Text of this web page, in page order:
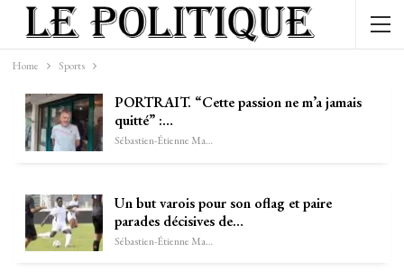
Home Sports
PORTRAIT. “Cette passion ne m’a jamais
quitté” :…
Sébastien-Étienne Marechal
Un but varois pour son oflag et paire
parades décisives de…
Sébastien-Étienne Marechal